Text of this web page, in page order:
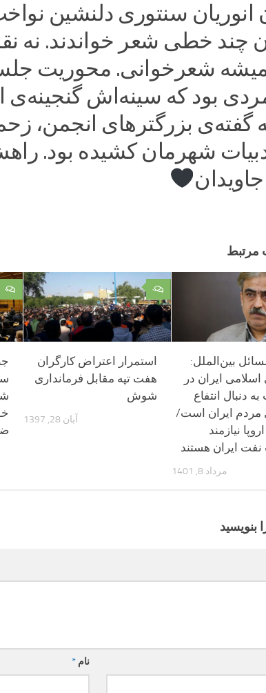
انوریان سنتوری دلنشین
چند خطی شعر خواندند. نه
شعرخوانی. محوریت
بود که سینه‌اش گنجینه‌ی
گفته‌ی بزرگترهای انجمن،
شهرمان کشیده بود.
مرتبط
۰ ۰
استمرار اعتراض کارگران
هفت تپه مقابل فرمانداری
شوش
آبان 28, 1397
بین‌الملل:
ایران در
دنبال انتفاع
مردم ایران است/
نیازمند
ایران هستند
مرداد 8, 1401
بنویسید
نام*